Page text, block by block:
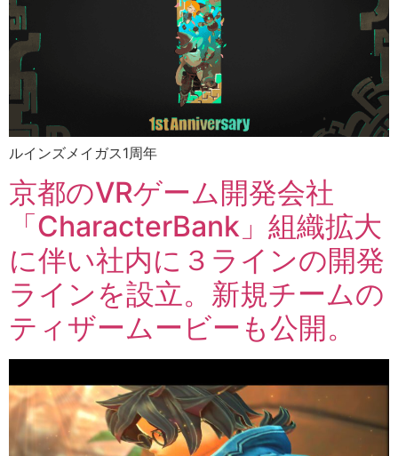
ルインズメイガス1周年
京都のVRゲーム開発会社
「CharacterBank」組織拡大
に伴い社内に３ラインの開発
ラインを設立。新規チームの
ティザームービーも公開。